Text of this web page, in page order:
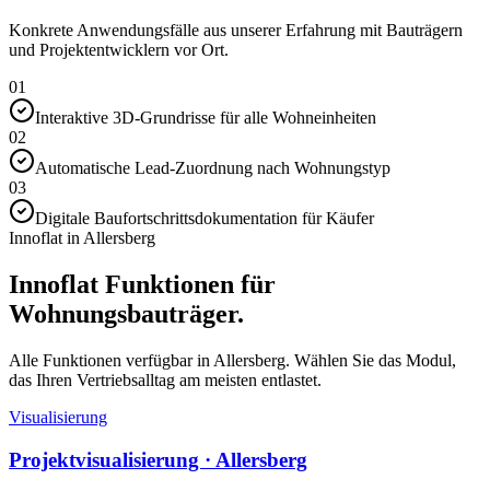
Konkrete Anwendungsfälle aus unserer Erfahrung mit Bauträgern
und Projektentwicklern vor Ort.
01
Interaktive 3D-Grundrisse für alle Wohneinheiten
02
Automatische Lead-Zuordnung nach Wohnungstyp
03
Digitale Baufortschrittsdokumentation für Käufer
Innoflat in Allersberg
Innoflat Funktionen für
Wohnungsbauträger.
Alle Funktionen verfügbar in Allersberg. Wählen Sie das Modul,
das Ihren Vertriebsalltag am meisten entlastet.
Visualisierung
Projektvisualisierung · Allersberg